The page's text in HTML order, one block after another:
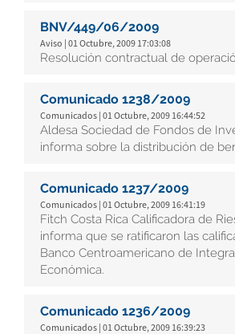
BNV/449/06/2009
Aviso | 01 Octubre, 2009 17:03:08
Resolución contractual de
Comunicado 1238/2009
Comunicados | 01 Octubre, 2009 16:44:52
Aldesa Sociedad de Fondos de
informa sobre la distribución de
Comunicado 1237/2009
Comunicados | 01 Octubre, 2009 16:41:19
Fitch Costa Rica Calificadora de
informa que se ratificaron las
Banco Centroamericano de
Económica.
Comunicado 1236/2009
Comunicados | 01 Octubre, 2009 16:39:23